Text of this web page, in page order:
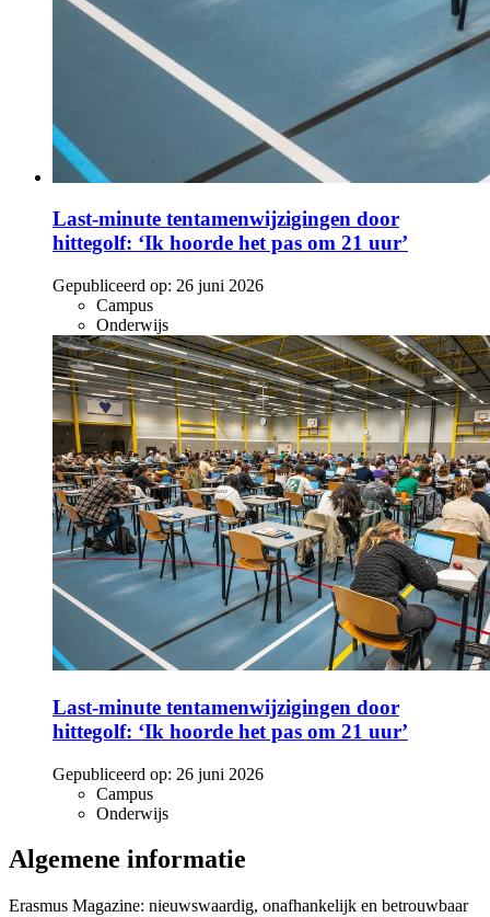
Last-minute tentamenwijzigingen door
hittegolf: ‘Ik hoorde het pas om 21 uur’
Gepubliceerd op: 26 juni 2026
Campus
Onderwijs
Last-minute tentamenwijzigingen door
hittegolf: ‘Ik hoorde het pas om 21 uur’
Gepubliceerd op: 26 juni 2026
Campus
Onderwijs
Algemene informatie
Erasmus Magazine: nieuwswaardig, onafhankelijk en betrouwbaar